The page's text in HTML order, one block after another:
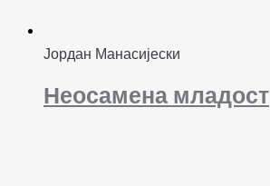
Јордан Манасијески
Неосамена младост